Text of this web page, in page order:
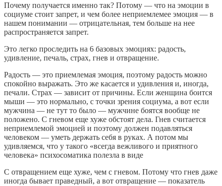
Почему получается именно так? Потому — что на эмоции в
социуме стоит запрет, и чем более неприемлемее эмоция — в
нашем понимании — отрицательная, тем больше на нее
распространяется запрет.
Это легко проследить на 6 базовых эмоциях: радость,
удивление, печаль, страх, гнев и отвращение.
Радость — это приемлемая эмоция, поэтому радость можно
спокойно выражать. Это же касается и удивления и, иногда,
печали. Страх — зависит от причины. Если женщина боится
мыши — это нормально, с точки зрения социума, а вот если
мужчина — не тут то было — мужчине боятся вообще не
положено. С гневом еще хуже обстоят дела. Гнев считается
неприемлемой эмоцией и поэтому должен подавляться
человеком — уметь держать себя в руках. А потом мы
удивляемся, что у такого «всегда вежливого и приятного
человека» психосоматика полезла в виде
С отвращением еще хуже, чем с гневом. Потому что гнев даже
иногда бывает праведный, а вот отвращение — показатель